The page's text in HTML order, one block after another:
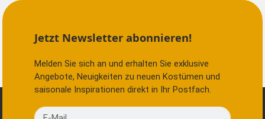
Jetzt Newsletter abonnieren!
Melden Sie sich an und erhalten Sie exklusive
Angebote, Neuigkeiten zu neuen Kostümen und
saisonale Inspirationen direkt in Ihr Postfach.
E-Mail